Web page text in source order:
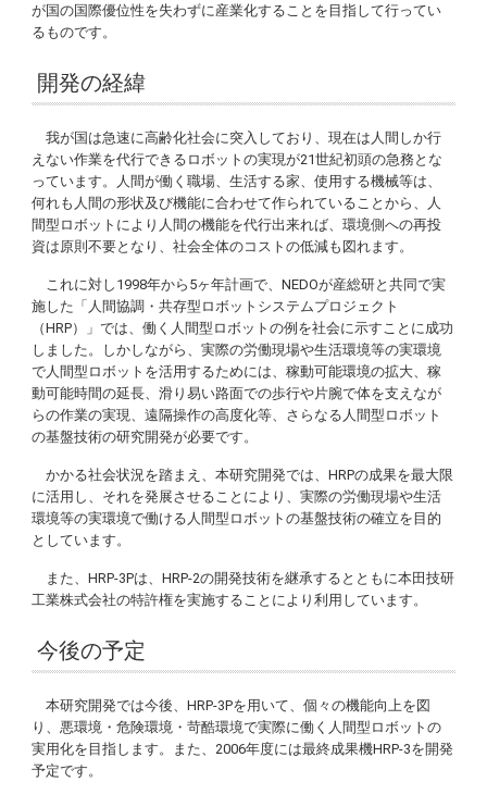
が国の国際優位性を失わずに産業化することを目指して行ってい
るものです。
開発の経緯
我が国は急速に高齢化社会に突入しており、現在は人間しか行
えない作業を代行できるロボットの実現が21世紀初頭の急務とな
っています。人間が働く職場、生活する家、使用する機械等は、
何れも人間の形状及び機能に合わせて作られていることから、人
間型ロボットにより人間の機能を代行出来れば、環境側への再投
資は原則不要となり、社会全体のコストの低減も図れます。
これに対し1998年から5ヶ年計画で、NEDOが産総研と共同で実
施した「人間協調・共存型ロボットシステムプロジェクト
（HRP）」では、働く人間型ロボットの例を社会に示すことに成功
しました。しかしながら、実際の労働現場や生活環境等の実環境
で人間型ロボットを活用するためには、稼動可能環境の拡大、稼
動可能時間の延長、滑り易い路面での歩行や片腕で体を支えなが
らの作業の実現、遠隔操作の高度化等、さらなる人間型ロボット
の基盤技術の研究開発が必要です。
かかる社会状況を踏まえ、本研究開発では、HRPの成果を最大限
に活用し、それを発展させることにより、実際の労働現場や生活
環境等の実環境で働ける人間型ロボットの基盤技術の確立を目的
としています。
また、HRP-3Pは、HRP-2の開発技術を継承するとともに本田技研
工業株式会社の特許権を実施することにより利用しています。
今後の予定
本研究開発では今後、HRP-3Pを用いて、個々の機能向上を図
り、悪環境・危険環境・苛酷環境で実際に働く人間型ロボットの
実用化を目指します。また、2006年度には最終成果機HRP-3を開発
予定です。